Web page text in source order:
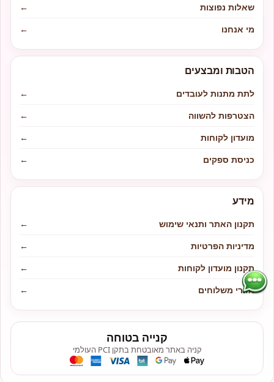
שאלות נפוצות
←
מי אנחנו
←
הטבות ומבצעים
לתת מתנות לעובדים
←
הצטרפות להשווה
←
מועדון לקוחות
←
כניסת ספקים
←
מידע
תקנון האתר ותנאי שימוש
←
מדיניות הפרטיות
←
תקנון מועדון לקוחות
←
אזורי משלוחים
←
קנייה בטוחה
קניה באתר מאובטחת בתקן PCI העולמי